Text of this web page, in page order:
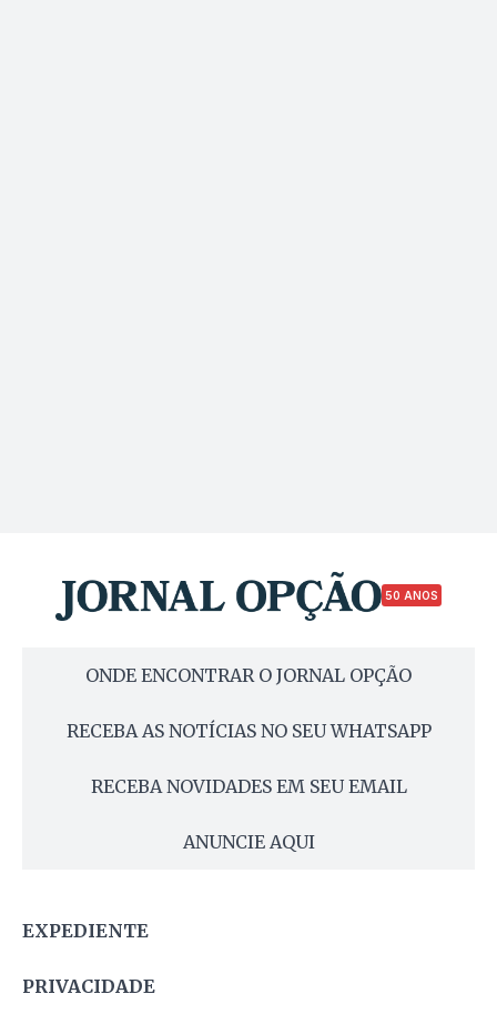
50 ANOS
ONDE ENCONTRAR O JORNAL OPÇÃO
RECEBA AS NOTÍCIAS NO SEU WHATSAPP
RECEBA NOVIDADES EM SEU EMAIL
ANUNCIE AQUI
EXPEDIENTE
PRIVACIDADE